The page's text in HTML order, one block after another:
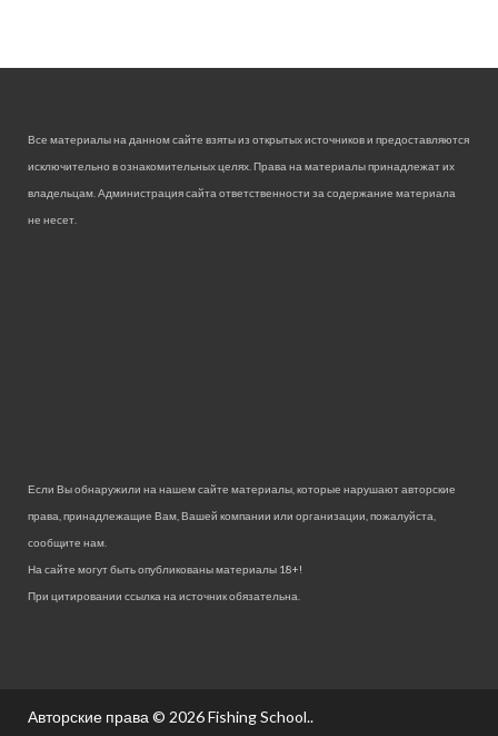
Все материалы на данном сайте взяты из открытых источников и предоставляются
исключительно в ознакомительных целях. Права на материалы принадлежат их
владельцам. Администрация сайта ответственности за содержание материала
не несет.
Если Вы обнаружили на нашем сайте материалы, которые нарушают авторские
права, принадлежащие Вам, Вашей компании или организации, пожалуйста,
сообщите нам.
На сайте могут быть опубликованы материалы 18+!
При цитировании ссылка на источник обязательна.
Авторские права © 2026Fishing School..